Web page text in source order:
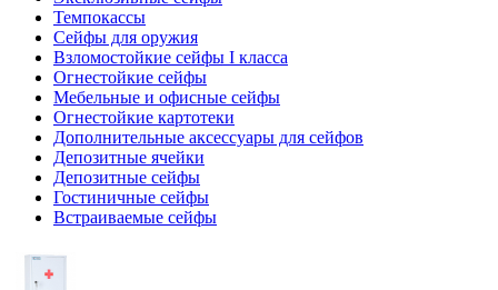
Темпокассы
Сейфы для оружия
Взломостойкие сейфы I класса
Огнестойкие сейфы
Мебельные и офисные сейфы
Огнестойкие картотеки
Дополнительные аксессуары для сейфов
Депозитные ячейки
Депозитные сейфы
Гостиничные сейфы
Встраиваемые сейфы